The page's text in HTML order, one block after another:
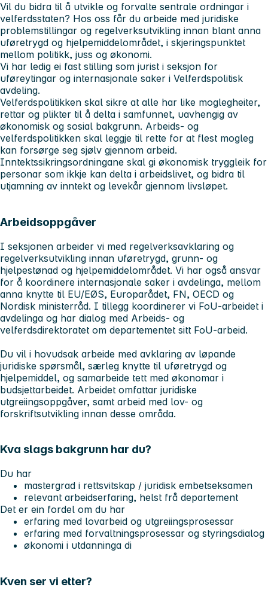
Vil du bidra til å utvikle og forvalte sentrale ordningar i
velferdsstaten? Hos oss får du arbeide med juridiske
problemstillingar og regelverksutvikling innan blant anna
uføretrygd og hjelpemiddelområdet, i skjeringspunktet
mellom politikk, juss og økonomi.
Vi har ledig ei fast stilling som jurist i seksjon for
uføreytingar og internasjonale saker i Velferdspolitisk
avdeling.
Velferdspolitikken skal sikre at alle har like moglegheiter,
rettar og plikter til å delta i samfunnet, uavhengig av
økonomisk og sosial bakgrunn. Arbeids- og
velferdspolitikken skal leggje til rette for at flest mogleg
kan forsørge seg sjølv gjennom arbeid.
Inntektssikringsordningane skal gi økonomisk tryggleik for
personar som ikkje kan delta i arbeidslivet, og bidra til
utjamning av inntekt og levekår gjennom livsløpet.
Arbeidsoppgåver
I seksjonen arbeider vi med regelverksavklaring og
regelverksutvikling innan uføretrygd, grunn- og
hjelpestønad og hjelpemiddelområdet. Vi har også ansvar
for å koordinere internasjonale saker i avdelinga, mellom
anna knytte til EU/EØS, Europarådet, FN, OECD og
Nordisk ministerråd. I tillegg koordinerer vi FoU-arbeidet i
avdelinga og har dialog med Arbeids- og
velferdsdirektoratet om departementet sitt FoU-arbeid.
Du vil i hovudsak arbeide med avklaring av løpande
juridiske spørsmål, særleg knytte til uføretrygd og
hjelpemiddel, og samarbeide tett med økonomar i
budsjettarbeidet. Arbeidet omfattar juridiske
utgreiingsoppgåver, samt arbeid med lov- og
forskriftsutvikling innan desse områda.
Kva slags bakgrunn har du?
Du har
mastergrad i rettsvitskap / juridisk embetseksamen
relevant arbeidserfaring, helst frå departement
Det er ein fordel om du har
erfaring med lovarbeid og utgreiingsprosessar
erfaring med forvaltningsprosessar og styringsdialog
økonomi i utdanninga di
Kven ser vi etter?